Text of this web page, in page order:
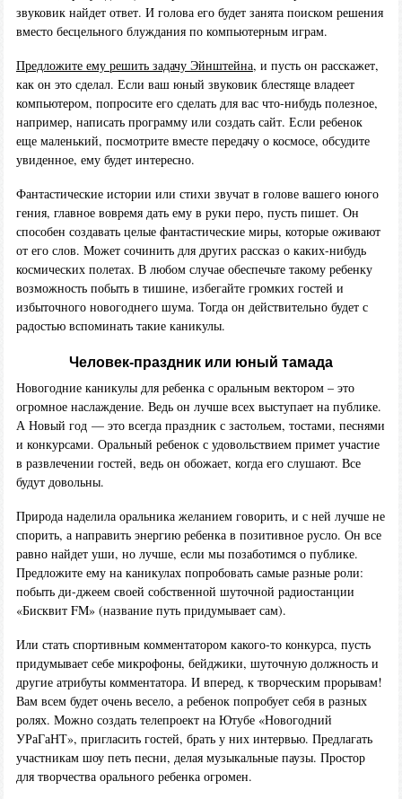
звуковик найдет ответ. И голова его будет занята поиском решения
вместо бесцельного блуждания по компьютерным играм.
Предложите ему решить задачу Эйнштейна, и пусть он расскажет,
как он это сделал. Если ваш юный звуковик блестяще владеет
компьютером, попросите его сделать для вас что-нибудь полезное,
например, написать программу или создать сайт. Если ребенок
еще маленький, посмотрите вместе передачу о космосе, обсудите
увиденное, ему будет интересно.
Фантастические истории или стихи звучат в голове вашего юного
гения, главное вовремя дать ему в руки перо, пусть пишет. Он
способен создавать целые фантастические миры, которые оживают
от его слов. Может сочинить для других рассказ о каких-нибудь
космических полетах. В любом случае обеспечьте такому ребенку
возможность побыть в тишине, избегайте громких гостей и
избыточного новогоднего шума. Тогда он действительно будет с
радостью вспоминать такие каникулы.
Человек-праздник или юный тамада
Новогодние каникулы для ребенка с оральным вектором – это
огромное наслаждение. Ведь он лучше всех выступает на публике.
А Новый год — это всегда праздник с застольем, тостами, песнями
и конкурсами. Оральный ребенок с удовольствием примет участие
в развлечении гостей, ведь он обожает, когда его слушают. Все
будут довольны.
Природа наделила оральника желанием говорить, и с ней лучше не
спорить, а направить энергию ребенка в позитивное русло. Он все
равно найдет уши, но лучше, если мы позаботимся о публике.
Предложите ему на каникулах попробовать самые разные роли:
побыть ди-джеем своей собственной шуточной радиостанции
«Бисквит FM» (название путь придумывает сам).
Или стать спортивным комментатором какого-то конкурса, пусть
придумывает себе микрофоны, бейджики, шуточную должность и
другие атрибуты комментатора. И вперед, к творческим прорывам!
Вам всем будет очень весело, а ребенок попробует себя в разных
ролях. Можно создать телепроект на Ютубе «Новогодний
УРаГаНТ», пригласить гостей, брать у них интервью. Предлагать
участникам шоу петь песни, делая музыкальные паузы. Простор
для творчества орального ребенка огромен.